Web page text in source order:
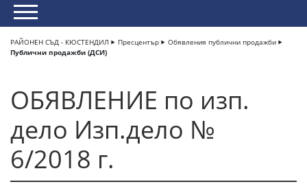
РАЙОНЕН СЪД - КЮСТЕНДИЛ Пресцентър
Обявления публични продажби
Публични продажби (ДСИ)
ОБЯВЛЕНИЕ по изп.
дело Изп.дело №
6/2018 г.